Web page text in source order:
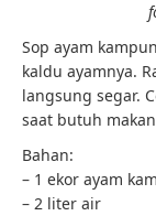
Sop ayam
kaldu ayamnya.
langsung segar.
saat butuh
Bahan:
– 1 ekor ayam
– 2 liter air